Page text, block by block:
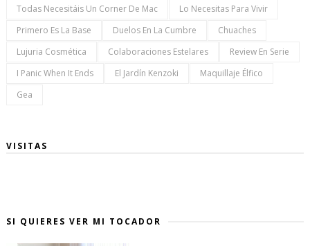
Todas Necesitáis Un Corner De Mac
Lo Necesitas Para Vivir
Primero Es La Base
Duelos En La Cumbre
Chuaches
Lujuria Cosmética
Colaboraciones Estelares
Review En Serie
I Panic When It Ends
El Jardín Kenzoki
Maquillaje Élfico
Gea
VISITAS
SI QUIERES VER MI TOCADOR